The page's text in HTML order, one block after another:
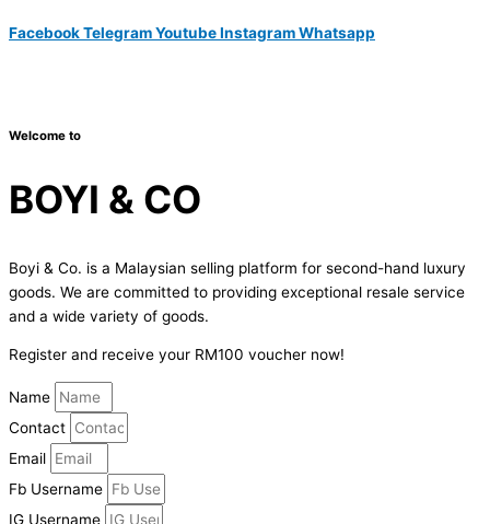
FacebookTelegramYoutubeInstagramWhatsapp
Welcome to
BOYI & CO
Boyi & Co. is a Malaysian selling platform for second-hand luxury
goods. We are committed to providing exceptional resale service
and a wide variety of goods.
Register and receive your RM100 voucher now!
Name
Contact
Email
Fb Username
IG Username